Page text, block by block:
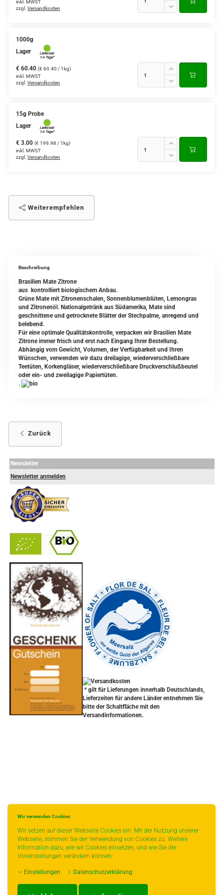
Wir verwenden Cookies
Wir setzen auf dieser Webseite Cookies ein. Mit der Nutzung unserer
Webseite, stimmen Sie der Verwendung von Cookies zu. Weitere
Information dazu, wie wir Cookies einsetzen, und wie Sie die
Voreinstellungen verändern können:
Einstellungen Datenschutzerklärung
inkl. MWST
zzgl. Versandkosten
1000g
Lager
€ 60.40 (€ 60.40 / 1kg)
inkl. MWST
zzgl. Versandkosten
15g Probe
Lager
€ 3.00 (€ 199.98 / 1kg)
inkl. MWST
zzgl. Versandkosten
Weiterempfehlen
Beschreibung
Brasilien Mate Zitrone
aus kontrolliert biologischem Anbau.
Grüne Mate mit Zitronenschalen, Sonnenblumenblüten, Lemongras
und Zitronenöl. Nationalgetränk aus Südamerika, Mate sind
geschnittene und getrocknete Blätter der Stechpalme, anregend und
belebend.
Für eine optimale Qualitätskontrolle, verpacken wir Brasilien Mate
Zitrone immer frisch und erst nach Eingang Ihrer Bestellung.
Abhängig vom Gewicht, Volumen, der Verfügbarkeit und Ihren
Wünschen, verwenden wir dazu dreilagige, wiederverschließbare
Teetüten, Korkengläser, wiederverschließbare Druckverschlußbeutel
oder ein- und zweilagige Papiertüten.
.
Zurück
Newsletter
Newsletter anmelden
* gilt für Lieferungen innerhalb Deutschlands,
Lieferzeiten für andere Länder entnehmen Sie
bitte der Schaltfläche mit den
Versandinformationen.